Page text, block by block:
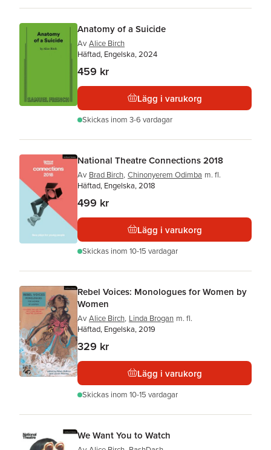
Anatomy of a Suicide
Av Alice Birch
Häftad, Engelska, 2024
459 kr
Lägg i varukorg
Skickas inom 3-6 vardagar
National Theatre Connections 2018
Av Brad Birch, Chinonyerem Odimba m. fl.
Häftad, Engelska, 2018
499 kr
Lägg i varukorg
Skickas inom 10-15 vardagar
Rebel Voices: Monologues for Women by
Women
Av Alice Birch, Linda Brogan m. fl.
Häftad, Engelska, 2019
329 kr
Lägg i varukorg
Skickas inom 10-15 vardagar
We Want You to Watch